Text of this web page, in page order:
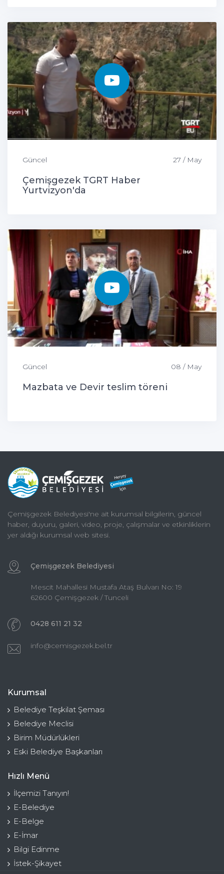
Güncel 27 / May
Çemişgezek TGRT Haber
Yurtvizyon'da
Güncel 08 / May
Mazbata ve Devir teslim töreni
Çemişgezek Belediyesi'ne ait kurumsal bilgilerin, güncel
haber, duyuru, galeri, video, proje, çalışmalar ve etkinliklerin
yer aldığı kurumsal web sitesi.
Çemişgezek Belediyesi
Mescit Mahallesi Mustafa Ataş Bulvarı No: 19
62600 Çemişgezek / Tunceli
0428 611 21 32
info@cemisgezek.bel.tr
Kurumsal
Belediye Teşkilat Şeması
Belediye Meclisi
Birim Müdürlükleri
Eski Belediye Başkanları
Hızlı Menü
İlçemizi Tanıyın!
E-Belediye
E-Belge
E-İmar
Bilgi Edinme
İstek-Şikayet